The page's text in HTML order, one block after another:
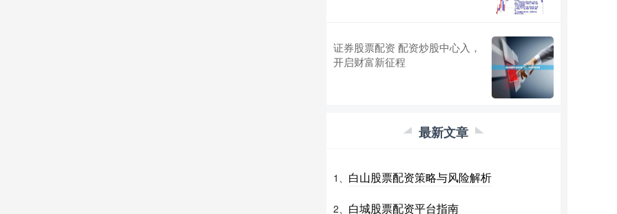
证券股票配资 配资炒股中心入，
开启财富新征程
最新文章
1、 白山股票配资策略与风险解析
2、 白城股票配资平台指南